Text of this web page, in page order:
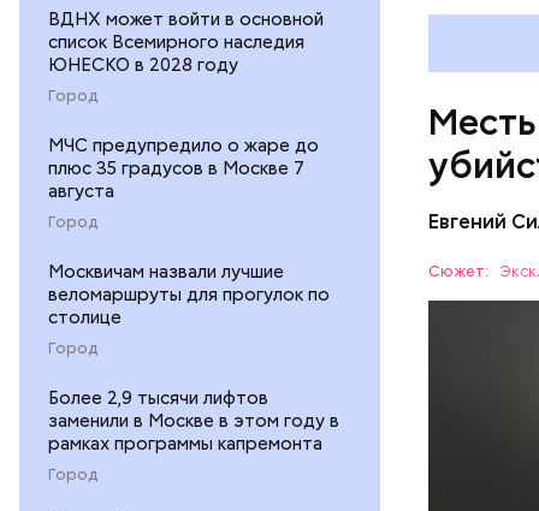
ВДНХ может войти в основной
список Всемирного наследия
ЮНЕСКО в 2028 году
Город
МЧС предупредило о жаре до
плюс 35 градусов в Москве 7
августа
Город
Москвичам назвали лучшие
веломаршруты для прогулок по
столице
Город
Более 2,9 тысячи лифтов
заменили в Москве в этом году в
рамках программы капремонта
Город
Евгений
Сюжет:
Вечером
жилого
менее